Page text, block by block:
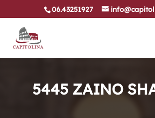
06.43251927
5445 ZAINO